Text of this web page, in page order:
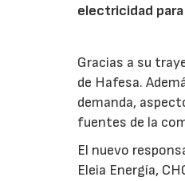
electricidad
Gracias a su
de Hafesa.
demanda,
fuentes de la
El nuevo
Eleia Energía,